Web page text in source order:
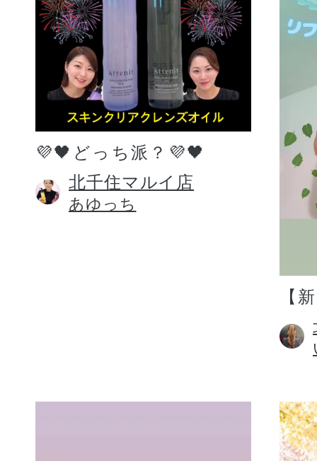
💜🖤どっち派？💜🖤
北千住マルイ店
あゆっち
【